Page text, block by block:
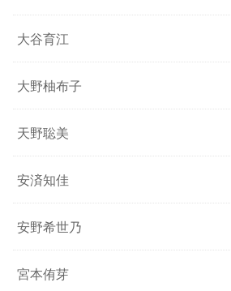
大谷育江
大野柚布子
天野聡美
安済知佳
安野希世乃
宮本侑芽